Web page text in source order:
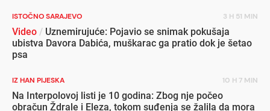
ISTOČNO SARAJEVO 3 H 51 MIN
Video / Uznemirujuće: Pojavio se snimak pokušaja
ubistva Davora Dabića, muškarac ga pratio dok je šetao
psa
IZ HAN PIJESKA 10 H 7 MIN
Na Interpolovoj listi je 10 godina: Zbog nje počeo
obračun Ždrale i Eleza, tokom suđenja se žalila da mora